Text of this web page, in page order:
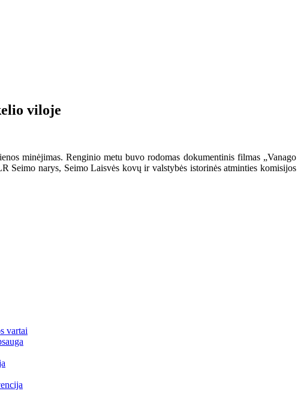
viloje
minėjimas. Renginio metu buvo rodomas dokumentinis filmas „Vanago
Seimo narys, Seimo Laisvės kovų ir valstybės istorinės atminties komisijos
vartai